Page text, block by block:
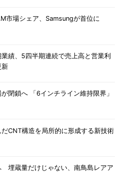
市場シェア、Samsungが首位に
績、5四半期連続で売上高と営業利
新
閉鎖へ 「6インチライン維持限界」
CNT構造を局所的に形成する新技術
埋蔵量だけじゃない、南鳥島レアア